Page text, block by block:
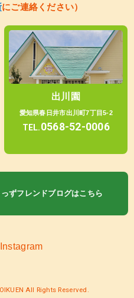
にご連絡ください）
出川園
愛知県春日井市出川町7丁目5-2
TEL.0568-52-0006
ずフレンドブログはこちら
All Rights Reserved.